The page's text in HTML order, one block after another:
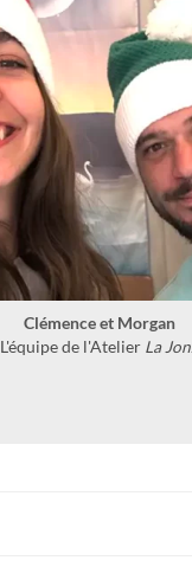
Clémence et Morgan
L'équipe de l'Atelier La